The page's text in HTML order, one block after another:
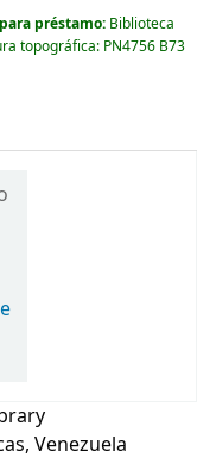
préstamo: Biblioteca
topográfica: PN4756 B73
Venezuela